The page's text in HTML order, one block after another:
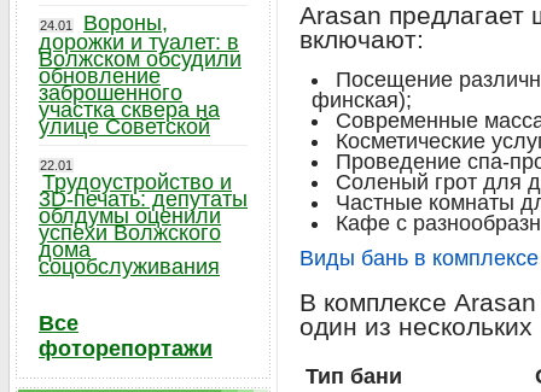
Arasan предлагает
включают:
Посещение
финская);
Современные
Косметические
Проведение спа-
Соленый грот для
Частные комнаты
Кафе с
Виды бань в комплексе
В комплексе
один из
Тип бани
24.01
Вороны,
дорожки и туалет: в
Волжском обсудили
обновление
заброшенного
участка сквера на
улице Советской
22.01
Трудоустройство и
3D-печать: депутаты
облдумы оценили
успехи Волжского
дома
соцобслуживания
Все
фоторепортажи